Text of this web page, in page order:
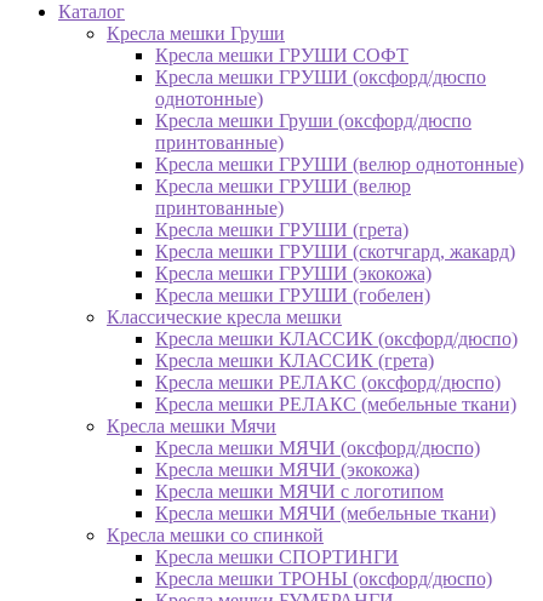
Каталог
Кресла мешки Груши
Кресла мешки ГРУШИ СОФТ
Кресла мешки ГРУШИ (оксфорд/дюспо
однотонные)
Кресла мешки Груши (оксфорд/дюспо
принтованные)
Кресла мешки ГРУШИ (велюр однотонные)
Кресла мешки ГРУШИ (велюр
принтованные)
Кресла мешки ГРУШИ (грета)
Кресла мешки ГРУШИ (скотчгард, жакард)
Кресла мешки ГРУШИ (экокожа)
Кресла мешки ГРУШИ (гобелен)
Классические кресла мешки
Кресла мешки КЛАССИК (оксфорд/дюспо)
Кресла мешки КЛАССИК (грета)
Креслa мешки РЕЛАКС (оксфорд/дюспо)
Креслa мешки РЕЛАКС (мебельные ткани)
Кресла мешки Мячи
Кресла мешки МЯЧИ (оксфорд/дюспо)
Кресла мешки МЯЧИ (экокожа)
Кресла мешки МЯЧИ с логотипом
Кресла мешки МЯЧИ (мебельные ткани)
Кресла мешки со спинкой
Кресла мешки СПОРТИНГИ
Кресла мешки ТРОНЫ (оксфорд/дюспо)